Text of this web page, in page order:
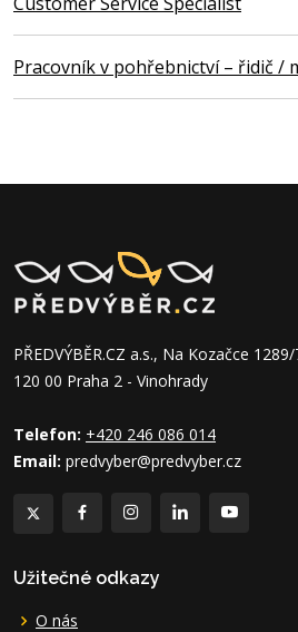
Pracovník v pohřebnictví – řidič /
PŘEDVÝBĚR.CZ a.s., Na Kozačce 1289/
120 00 Praha 2 - Vinohrady
Telefon: +420 246 086 014
Email: predvyber@predvyber.cz
Užitečné odkazy
O nás